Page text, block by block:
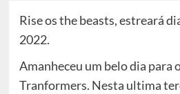
Rise os the beasts, estreará
2022.
Amanheceu um belo dia para
Tranformers. Nesta ultima